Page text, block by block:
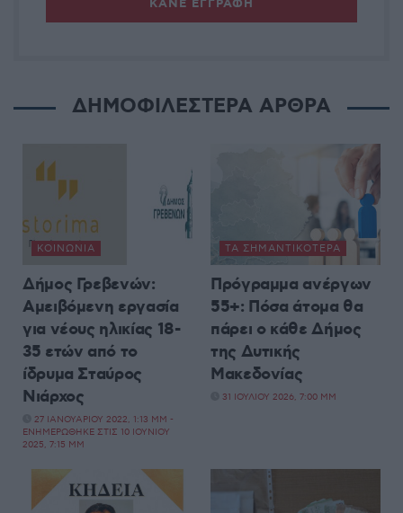
ΔΗΜΟΦΙΛΕΣΤΕΡΑ ΑΡΘΡΑ
ΚΟΙΝΩΝΊΑ
Δήμος Γρεβενών:
Αμειβόμενη εργασία
για νέους ηλικίας 18-
35 ετών από το
ίδρυμα Σταύρος
Νιάρχος
27 ΙΑΝΟΥΑΡΊΟΥ 2022, 1:13 ΜΜ -
ΕΝΗΜΕΡΏΘΗΚΕ ΣΤΙΣ 10 ΙΟΥΝΊΟΥ
2025, 7:15 ΜΜ
ΤΑ ΣΗΜΑΝΤΙΚΟΤΕΡΑ
Πρόγραμμα ανέργων
55+: Πόσα άτομα θα
πάρει ο κάθε Δήμος
της Δυτικής
Μακεδονίας
31 ΙΟΥΛΊΟΥ 2026, 7:00 ΜΜ